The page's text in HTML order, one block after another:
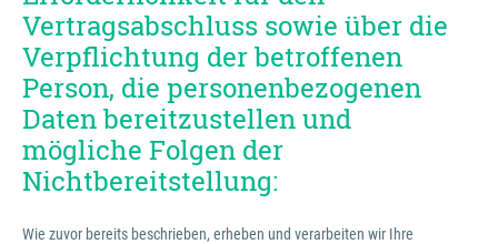
Vertragsabschluss sowie über die
Verpflichtung der betroffenen
Person, die personenbezogenen
Daten bereitzustellen und
mögliche Folgen der
Nichtbereitstellung:
Wie zuvor bereits beschrieben, erheben und verarbeiten wir Ihre